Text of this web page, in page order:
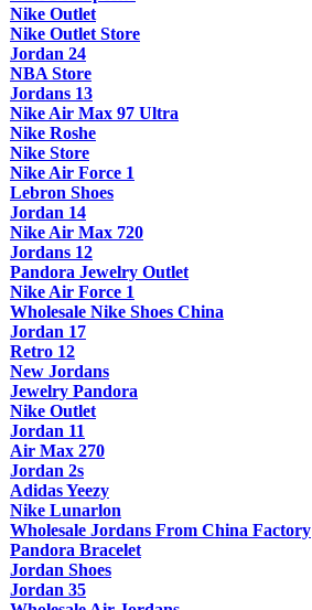
Nike Outlet
Nike Outlet Store
Jordan 24
NBA Store
Jordans 13
Nike Air Max 97 Ultra
Nike Roshe
Nike Store
Nike Air Force 1
Lebron Shoes
Jordan 14
Nike Air Max 720
Jordans 12
Pandora Jewelry Outlet
Nike Air Force 1
Wholesale Nike Shoes China
Jordan 17
Retro 12
New Jordans
Jewelry Pandora
Nike Outlet
Jordan 11
Air Max 270
Jordan 2s
Adidas Yeezy
Nike Lunarlon
Wholesale Jordans From China Factory
Pandora Bracelet
Jordan Shoes
Jordan 35